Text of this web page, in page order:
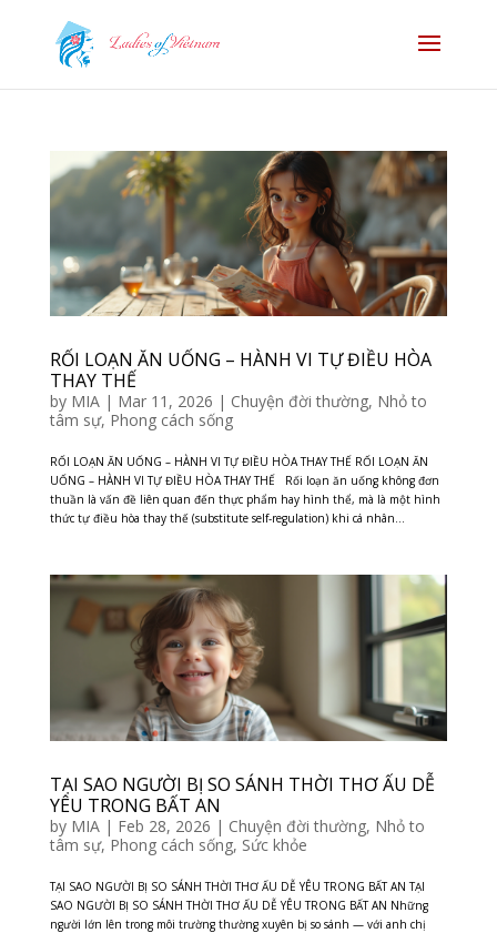
RỐI LOẠN ĂN UỐNG – HÀNH VI TỰ ĐIỀU HÒA
THAY THẾ
by MIA| Mar 11, 2026 | Chuyện đời thường, Nhỏ to
tâm sự, Phong cách sống
RỐI LOẠN ĂN UỐNG – HÀNH VI TỰ ĐIỀU HÒA THAY THẾ RỐI LOẠN ĂN
UỐNG – HÀNH VI TỰ ĐIỀU HÒA THAY THẾ Rối loạn ăn uống không đơn
thuần là vấn đề liên quan đến thực phẩm hay hình thể, mà là một hình
thức tự điều hòa thay thế (substitute self-regulation) khi cá nhân...
TẠI SAO NGƯỜI BỊ SO SÁNH THỜI THƠ ẤU DỄ
YÊU TRONG BẤT AN
by MIA| Feb 28, 2026 | Chuyện đời thường, Nhỏ to
tâm sự, Phong cách sống, Sức khỏe
TẠI SAO NGƯỜI BỊ SO SÁNH THỜI THƠ ẤU DỄ YÊU TRONG BẤT AN TẠI
SAO NGƯỜI BỊ SO SÁNH THỜI THƠ ẤU DỄ YÊU TRONG BẤT AN Những
người lớn lên trong môi trường thường xuyên bị so sánh — với anh chị